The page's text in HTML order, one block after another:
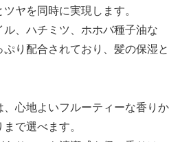
ヤを同時に実現します。
、ハチミツ、ホホバ種子油な
り配合されており、髪の保湿と
心地よいフルーティーな香りか
で選べます。